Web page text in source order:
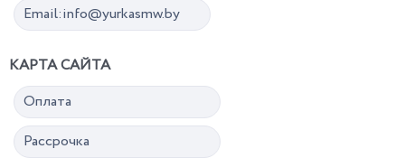
Email:info@yurkasmw.by
КАРТА САЙТА
Оплата
Рассрочка